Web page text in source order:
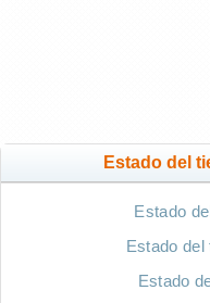
Estado del
Estado
Estado
Estado